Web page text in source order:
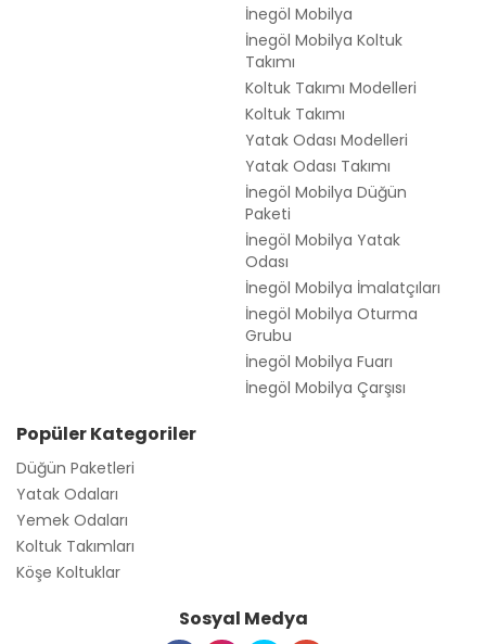
İnegöl Mobilya
İnegöl Mobilya Koltuk
Takımı
Koltuk Takımı Modelleri
Koltuk Takımı
Yatak Odası Modelleri
Yatak Odası Takımı
İnegöl Mobilya Düğün
Paketi
İnegöl Mobilya Yatak
Odası
İnegöl Mobilya İmalatçıları
İnegöl Mobilya Oturma
Grubu
İnegöl Mobilya Fuarı
İnegöl Mobilya Çarşısı
Popüler Kategoriler
Düğün Paketleri
Yatak Odaları
Yemek Odaları
Koltuk Takımları
Köşe Koltuklar
Sosyal Medya